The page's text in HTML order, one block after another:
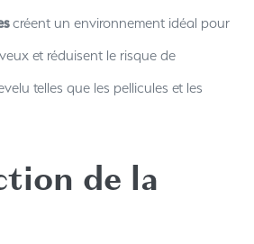
créent un environnement idéal pour
et réduisent le risque de
telles que les pellicules et les
de la